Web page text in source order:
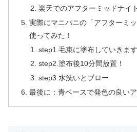
楽天でのアフターミッドナイ
実際にマニパニの「アフターミ
使ってみた！
step1.毛束に塗布していきます
step2.塗布後10分間放置！
step3.水洗いとブロー
最後に：青ベースで発色の良い